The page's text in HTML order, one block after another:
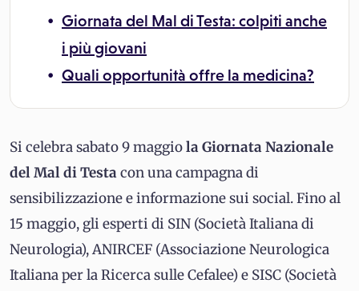
Giornata del Mal di Testa: colpiti anche
i più giovani
Quali opportunità offre la medicina?
Si celebra sabato 9 maggiola Giornata Nazionale
del Mal di Testacon una campagna di
sensibilizzazione e informazione sui social. Fino al
15 maggio, gli esperti di SIN (Società Italiana di
Neurologia), ANIRCEF (Associazione Neurologica
Italiana per la Ricerca sulle Cefalee) e SISC (Società